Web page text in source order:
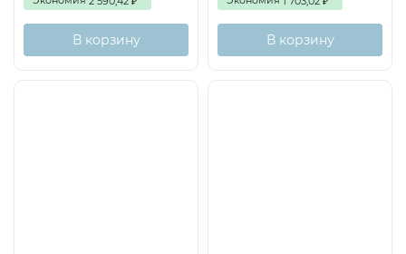
В корзину В корзину